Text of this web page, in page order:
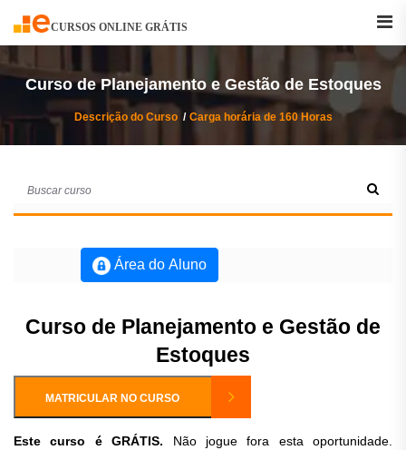
CURSOS ONLINE GRÁTIS
Curso
Curso de Planejamento e Gestão de Estoques
Descrição do Curso Carga horária de 160 Horas
Área do Aluno
Curso de Planejamento e Gestão de
Estoques
MATRICULAR NO CURSO
Este curso é GRÁTIS. Não jogue fora esta oportunidade.